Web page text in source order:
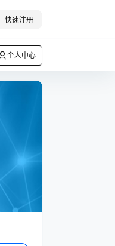
快速注册
个人中心